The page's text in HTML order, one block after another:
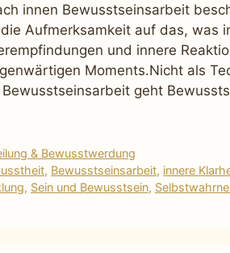
innen Bewusstseinsarbeit
Aufmerksamkeit auf das, was
und innere
Moments.Nicht als
geht
& Bewusstwerdung
, Bewusstseinsarbeit, innere
, Sein und Bewusstsein,